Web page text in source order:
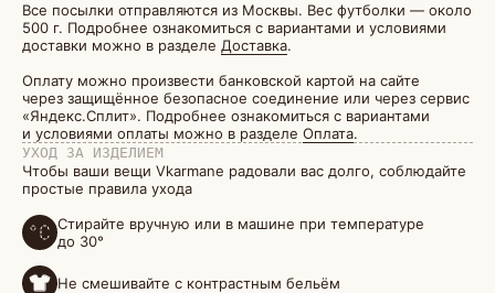
Все посылки отправляются из Москвы. Вес футболки — около
500 г. Подробнее ознакомиться с вариантами и условиями
доставки можно в разделе Доставка.
Оплату можно произвести банковской картой на сайте
через защищённое безопасное соединение или через сервис
«Яндекс.Сплит». Подробнее ознакомиться с вариантами
и условиями оплаты можно в разделе Оплата.
УХОД ЗА ИЗДЕЛИЕМ
Чтобы ваши вещи Vkarmane радовали вас долго, соблюдайте
простые правила ухода
Стирайте вручную или в машине при температуре
до 30°
Не смешивайте с контрастным бельём